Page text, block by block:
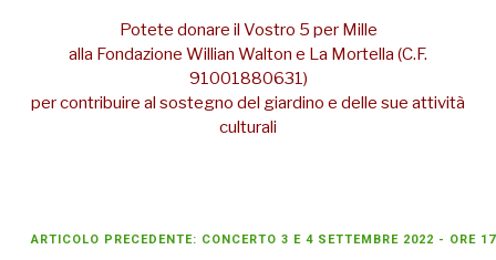
Potete donare il Vostro 5 per Mille
alla Fondazione Willian Walton e La Mortella (C.F.
91001880631)
per contribuire al sostegno del giardino e delle sue attività
culturali
ARTICOLO PRECEDENTE: CONCERTO 3 E 4 SETTEMBRE 2022 - ORE